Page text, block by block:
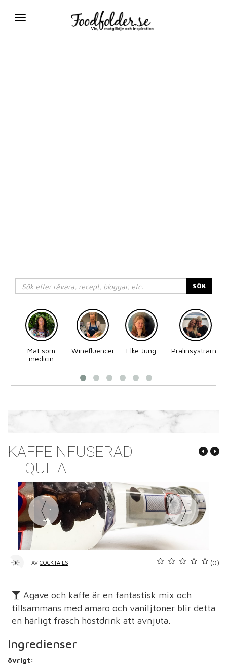
Växla
SÖK
Mat som
medicin
Winefluencer Elke Jung
Pralinsystrarna
KAFFEINFUSERAD
TEQUILA
AV COCKTAILS (0)
Agave och kaffe är en fantastisk mix och
tillsammans med amaro och vaniljtoner blir detta
en härligt fräsch höstdrink att avnjuta.
Ingredienser
övrigt: